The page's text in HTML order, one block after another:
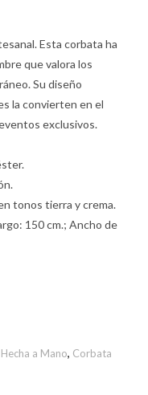
Esta corbata ha
que valora los
Su diseño
la convierten en el
exclusivos.
tonos tierra y crema.
150 cm.; Ancho de
a Mano, Corbata